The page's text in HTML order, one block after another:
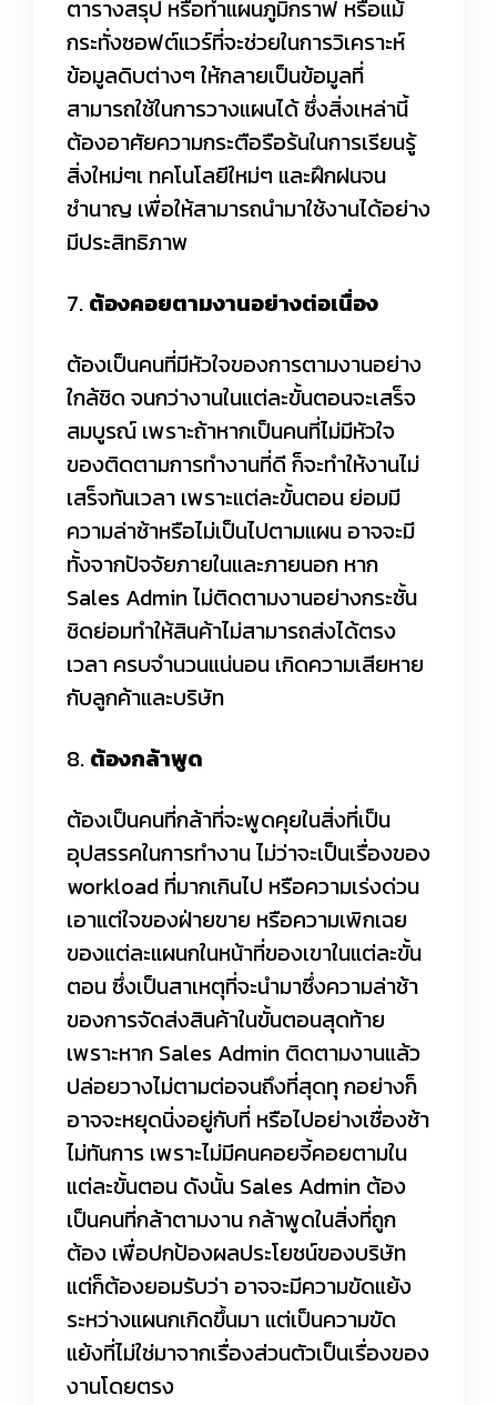
ตารางสรุป หรือทำแผนภูมิกราฟ หรือแม้
กระทั่งซอฟต์แวร์ที่จะช่วยในการวิเคราะห์
ข้อมูลดิบต่างๆ ให้กลายเป็นข้อมูลที่
สามารถใช้ในการวางแผนได้ ซึ่งสิ่งเหล่านี้
ต้องอาศัยความกระตือรือร้นในการเรียนรู้
สิ่งใหม่ๆเ ทคโนโลยีใหม่ๆ และฝึกฝนจน
ชำนาญ เพื่อให้สามารถนำมาใช้งานได้อย่าง
มีประสิทธิภาพ
7. ต้องคอยตามงานอย่างต่อเนื่อง
ต้องเป็นคนที่มีหัวใจของการตามงานอย่าง
ใกล้ชิด จนกว่างานในแต่ละขั้นตอนจะเสร็จ
สมบูรณ์ เพราะถ้าหากเป็นคนที่ไม่มีหัวใจ
ของติดตามการทำงานที่ดี ก็จะทำให้งานไม่
เสร็จทันเวลา เพราะแต่ละขั้นตอน ย่อมมี
ความล่าช้าหรือไม่เป็นไปตามแผน อาจจะมี
ทั้งจากปัจจัยภายในและภายนอก หาก
Sales Admin ไม่ติดตามงานอย่างกระชั้น
ชิดย่อมทำให้สินค้าไม่สามารถส่งได้ตรง
เวลา ครบจำนวนแน่นอน เกิดความเสียหาย
กับลูกค้าและบริษัท
8. ต้องกล้าพูด
ต้องเป็นคนที่กล้าที่จะพูดคุยในสิ่งที่เป็น
อุปสรรคในการทำงาน ไม่ว่าจะเป็นเรื่องของ
workload ที่มากเกินไป หรือความเร่งด่วน
เอาแต่ใจของฝ่ายขาย หรือความเพิกเฉย
ของแต่ละแผนกในหน้าที่ของเขาในแต่ละขั้น
ตอน ซึ่งเป็นสาเหตุที่จะนำมาซึ่งความล่าช้า
ของการจัดส่งสินค้าในขั้นตอนสุดท้าย
เพราะหาก Sales Admin ติดตามงานแล้ว
ปล่อยวางไม่ตามต่อจนถึงที่สุดทุ กอย่างก็
อาจจะหยุดนิ่งอยู่กับที่ หรือไปอย่างเชื่องช้า
ไม่ทันการ เพราะไม่มีคนคอยจี้คอยตามใน
แต่ละขั้นตอน ดังนั้น Sales Admin ต้อง
เป็นคนที่กล้าตามงาน กล้าพูดในสิ่งที่ถูก
ต้อง เพื่อปกป้องผลประโยชน์ของบริษัท
แต่ก็ต้องยอมรับว่า อาจจะมีความขัดแย้ง
ระหว่างแผนกเกิดขึ้นมา แต่เป็นความขัด
แย้งที่ไม่ใช่มาจากเรื่องส่วนตัวเป็นเรื่องของ
งานโดยตรง